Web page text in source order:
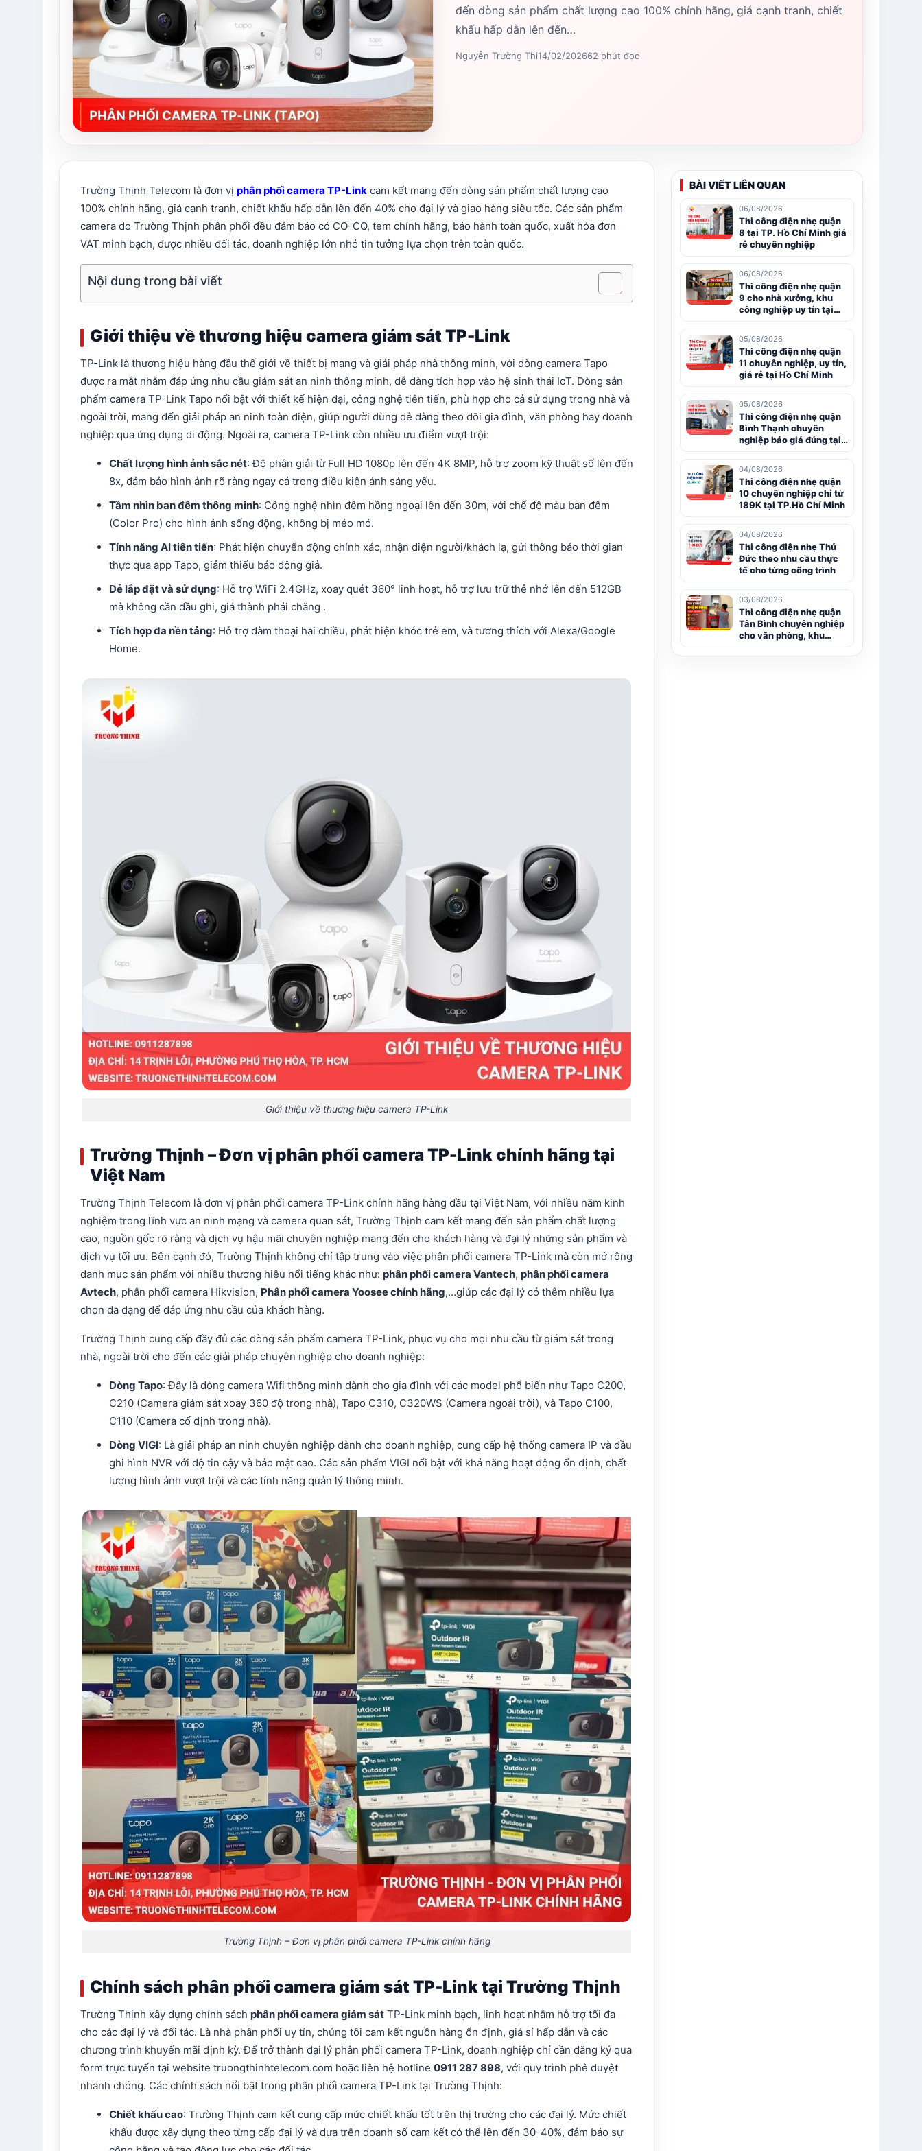
đến dòng sản phẩm chất lượng cao 100% chính hãng, giá cạnh tranh, chiết
khấu hấp dẫn lên đến…
Nguyễn Trường Thi14/02/202662 phút đọc
Trường Thịnh Telecom là đơn vị phân phối camera TP-Link cam kết mang đến dòng sản phẩm chất lượng cao
100% chính hãng, giá cạnh tranh, chiết khấu hấp dẫn lên đến 40% cho đại lý và giao hàng siêu tốc. Các sản phẩm
camera do Trường Thịnh phân phối đều đảm bảo có CO-CQ, tem chính hãng, bảo hành toàn quốc, xuất hóa đơn
VAT minh bạch, được nhiều đối tác, doanh nghiệp lớn nhỏ tin tưởng lựa chọn trên toàn quốc.
Nội dung trong bài viết
Giới thiệu về thương hiệu camera giám sát TP-Link
TP-Link là thương hiệu hàng đầu thế giới về thiết bị mạng và giải pháp nhà thông minh, với dòng camera Tapo
được ra mắt nhằm đáp ứng nhu cầu giám sát an ninh thông minh, dễ dàng tích hợp vào hệ sinh thái IoT. Dòng sản
phẩm camera TP-Link Tapo nổi bật với thiết kế hiện đại, công nghệ tiên tiến, phù hợp cho cả sử dụng trong nhà và
ngoài trời, mang đến giải pháp an ninh toàn diện, giúp người dùng dễ dàng theo dõi gia đình, văn phòng hay doanh
nghiệp qua ứng dụng di động. Ngoài ra, camera TP-Link còn nhiều ưu điểm vượt trội:
Chất lượng hình ảnh sắc nét: Độ phân giải từ Full HD 1080p lên đến 4K 8MP, hỗ trợ zoom kỹ thuật số lên đến
8x, đảm bảo hình ảnh rõ ràng ngay cả trong điều kiện ánh sáng yếu.
Tầm nhìn ban đêm thông minh: Công nghệ nhìn đêm hồng ngoại lên đến 30m, với chế độ màu ban đêm
(Color Pro) cho hình ảnh sống động, không bị méo mó.
Tính năng AI tiên tiến: Phát hiện chuyển động chính xác, nhận diện người/khách lạ, gửi thông báo thời gian
thực qua app Tapo, giảm thiểu báo động giả.
Dễ lắp đặt và sử dụng: Hỗ trợ WiFi 2.4GHz, xoay quét 360° linh hoạt, hỗ trợ lưu trữ thẻ nhớ lên đến 512GB
mà không cần đầu ghi, giá thành phải chăng .
Tích hợp đa nền tảng: Hỗ trợ đàm thoại hai chiều, phát hiện khóc trẻ em, và tương thích với Alexa/Google
Home.
Giới thiệu về thương hiệu camera TP-Link
Trường Thịnh – Đơn vị phân phối camera TP-Link chính hãng tại
Việt Nam
Trường Thịnh Telecom là đơn vị phân phối camera TP-Link chính hãng hàng đầu tại Việt Nam, với nhiều năm kinh
nghiệm trong lĩnh vực an ninh mạng và camera quan sát, Trường Thịnh cam kết mang đến sản phẩm chất lượng
cao, nguồn gốc rõ ràng và dịch vụ hậu mãi chuyên nghiệp mang đến cho khách hàng và đại lý những sản phẩm và
dịch vụ tối ưu. Bên cạnh đó, Trường Thịnh không chỉ tập trung vào việc phân phối camera TP-Link mà còn mở rộng
danh mục sản phẩm với nhiều thương hiệu nổi tiếng khác như: phân phối camera Vantech, phân phối camera
Avtech, phân phối camera Hikvision, Phân phối camera Yoosee chính hãng,…giúp các đại lý có thêm nhiều lựa
chọn đa dạng để đáp ứng nhu cầu của khách hàng.
Trường Thịnh cung cấp đầy đủ các dòng sản phẩm camera TP-Link, phục vụ cho mọi nhu cầu từ giám sát trong
nhà, ngoài trời cho đến các giải pháp chuyên nghiệp cho doanh nghiệp:
Dòng Tapo: Đây là dòng camera Wifi thông minh dành cho gia đình với các model phổ biến như Tapo C200,
C210 (Camera giám sát xoay 360 độ trong nhà), Tapo C310, C320WS (Camera ngoài trời), và Tapo C100,
C110 (Camera cố định trong nhà).
Dòng VIGI: Là giải pháp an ninh chuyên nghiệp dành cho doanh nghiệp, cung cấp hệ thống camera IP và đầu
ghi hình NVR với độ tin cậy và bảo mật cao. Các sản phẩm VIGI nổi bật với khả năng hoạt động ổn định, chất
lượng hình ảnh vượt trội và các tính năng quản lý thông minh.
Trường Thịnh – Đơn vị phân phối camera TP-Link chính hãng
Chính sách phân phối camera giám sát TP-Link tại Trường Thịnh
Trường Thịnh xây dựng chính sách phân phối camera giám sát TP-Link minh bạch, linh hoạt nhằm hỗ trợ tối đa
cho các đại lý và đối tác. Là nhà phân phối uy tín, chúng tôi cam kết nguồn hàng ổn định, giá sỉ hấp dẫn và các
chương trình khuyến mãi định kỳ. Để trở thành đại lý phân phối camera TP-Link, doanh nghiệp chỉ cần đăng ký qua
form trực tuyến tại website truongthinhtelecom.com hoặc liên hệ hotline 0911 287 898, với quy trình phê duyệt
nhanh chóng. Các chính sách nổi bật trong phân phối camera TP-Link tại Trường Thịnh:
Chiết khấu cao: Trường Thịnh cam kết cung cấp mức chiết khấu tốt trên thị trường cho các đại lý. Mức chiết
khấu được xây dựng theo từng cấp đại lý và dựa trên doanh số cam kết có thể lên đến 30-40%, đảm bảo sự
BÀI VIẾT LIÊN QUAN
06/08/2026
Thi công điện nhẹ quận
8 tại TP. Hồ Chí Minh giá
rẻ chuyên nghiệp
06/08/2026
Thi công điện nhẹ quận
9 cho nhà xưởng, khu
công nghiệp uy tín tại
05/08/2026
Thi công điện nhẹ quận
11 chuyên nghiệp, uy tín,
giá rẻ tại Hồ Chí Minh
05/08/2026
Thi công điện nhẹ quận
Bình Thạnh chuyên
nghiệp báo giá đúng tại
04/08/2026
Thi công điện nhẹ quận
10 chuyên nghiệp chỉ từ
189K tại TP.Hồ Chí Minh
04/08/2026
Thi công điện nhẹ Thủ
Đức theo nhu cầu thực
tế cho từng công trình
03/08/2026
Thi công điện nhẹ quận
Tân Bình chuyên nghiệp
cho văn phòng, khu